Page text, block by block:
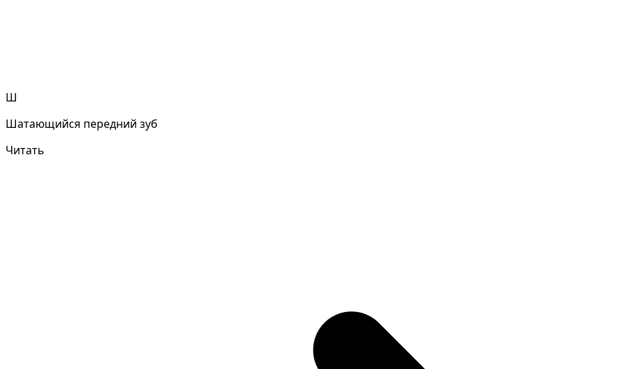
Ш
Шатающийся передний зуб
Читать